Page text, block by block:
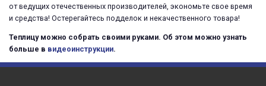
от ведущих отечественных производителей, экономьте свое время
и средства! Остерегайтесь подделок и некачественного товара!
Теплицу можно собрать своими руками. Об этом можно узнать
больше в видеоинструкции.